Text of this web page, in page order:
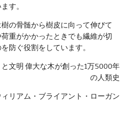
す。
樹の骨髄から樹皮に向って伸びて
重がかかったときでも繊維が切
防ぐ役割をしています。
文明 偉大な木が創った1万5000年
の人類史
ィリアム・ブライアント・ローガン